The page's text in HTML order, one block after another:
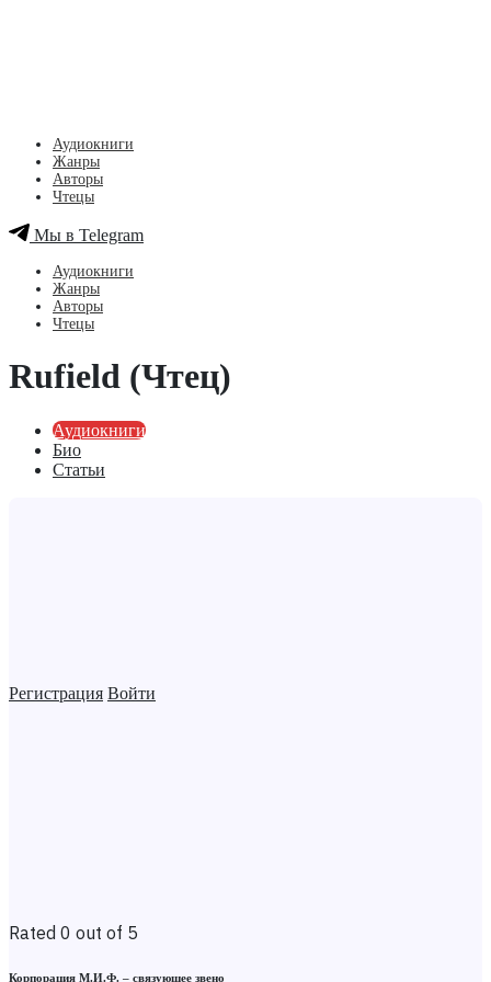
Регистрация Войти
Аудиокниги
Жанры
Авторы
Чтецы
Мы в Telegram
Аудиокниги
Жанры
Авторы
Чтецы
Rufield (Чтец)
Аудиокниги
Био
Статьи
Rated 0 out of 5
Корпорация М.И.Ф. – связующее звено